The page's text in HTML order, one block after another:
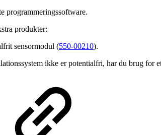
programmeringssoftware.
produkter:
sensormodul (550-00210).
ikke er potentialfri, har du brug for